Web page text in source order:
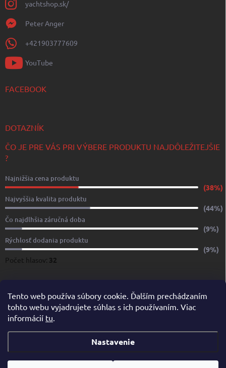
Tento web používa súbory cookie. Ďalším prechádzaním
tohto webu vyjadrujete súhlas s ich používaním. Viac
informácií tu.
Nastavenie
yachtshop.sk/
Peter Anger
+421903777609
YouTube
FACEBOOK
DOTAZNÍK
ČO JE PRE VÁS PRI VÝBERE PRODUKTU NAJDÔLEŽITEJŠIE
?
Najnižšia cena produktu
(38%)
Najvyššia kvalita produktu
(44%)
Čo najdlhšia záručná doba
(9%)
Rýchlosť dodania produktu
(9%)
Počet hlasov: 32
www.yachtshop.sk www.limoservices.sk www.taxisluzba.com
www.airporttaxi.sk www.taxischwechat.sk
Copyright 2026YACHTSHOP.SK. Všetky práva vyhradené.Upraviť